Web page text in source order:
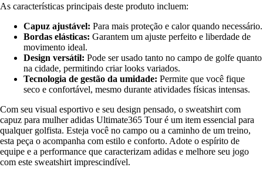
As características principais deste produto incluem:
Capuz ajustável: Para mais proteção e calor quando necessário.
Bordas elásticas: Garantem um ajuste perfeito e liberdade de
movimento ideal.
Design versátil: Pode ser usado tanto no campo de golfe quanto
na cidade, permitindo criar looks variados.
Tecnologia de gestão da umidade: Permite que você fique
seco e confortável, mesmo durante atividades físicas intensas.
Com seu visual esportivo e seu design pensado, o sweatshirt com
capuz para mulher adidas Ultimate365 Tour é um item essencial para
qualquer golfista. Esteja você no campo ou a caminho de um treino,
esta peça o acompanha com estilo e conforto. Adote o espírito de
equipe e a performance que caracterizam adidas e melhore seu jogo
com este sweatshirt imprescindível.